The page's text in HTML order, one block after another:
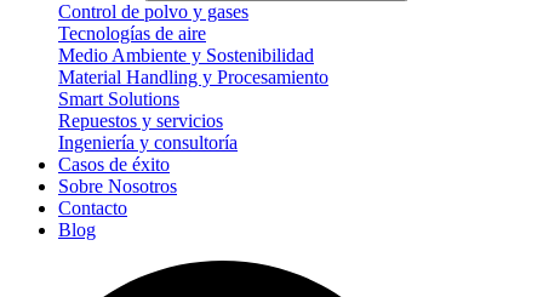
Control de polvo y gases
Tecnologías de aire
Medio Ambiente y Sostenibilidad
Material Handling y Procesamiento
Smart Solutions
Repuestos y servicios
Ingeniería y consultoría
Casos de éxito
Sobre Nosotros
Contacto
Blog